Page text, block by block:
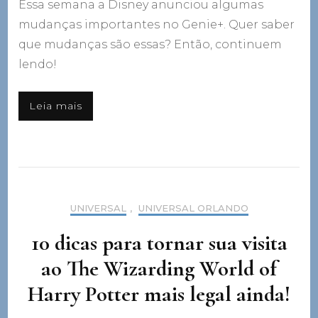
Essa semana a Disney anunciou algumas
mudanças importantes no Genie+. Quer saber
que mudanças são essas? Então, continuem
lendo!
Leia mais
UNIVERSAL , UNIVERSAL ORLANDO
10 dicas para tornar sua visita
ao The Wizarding World of
Harry Potter mais legal ainda!